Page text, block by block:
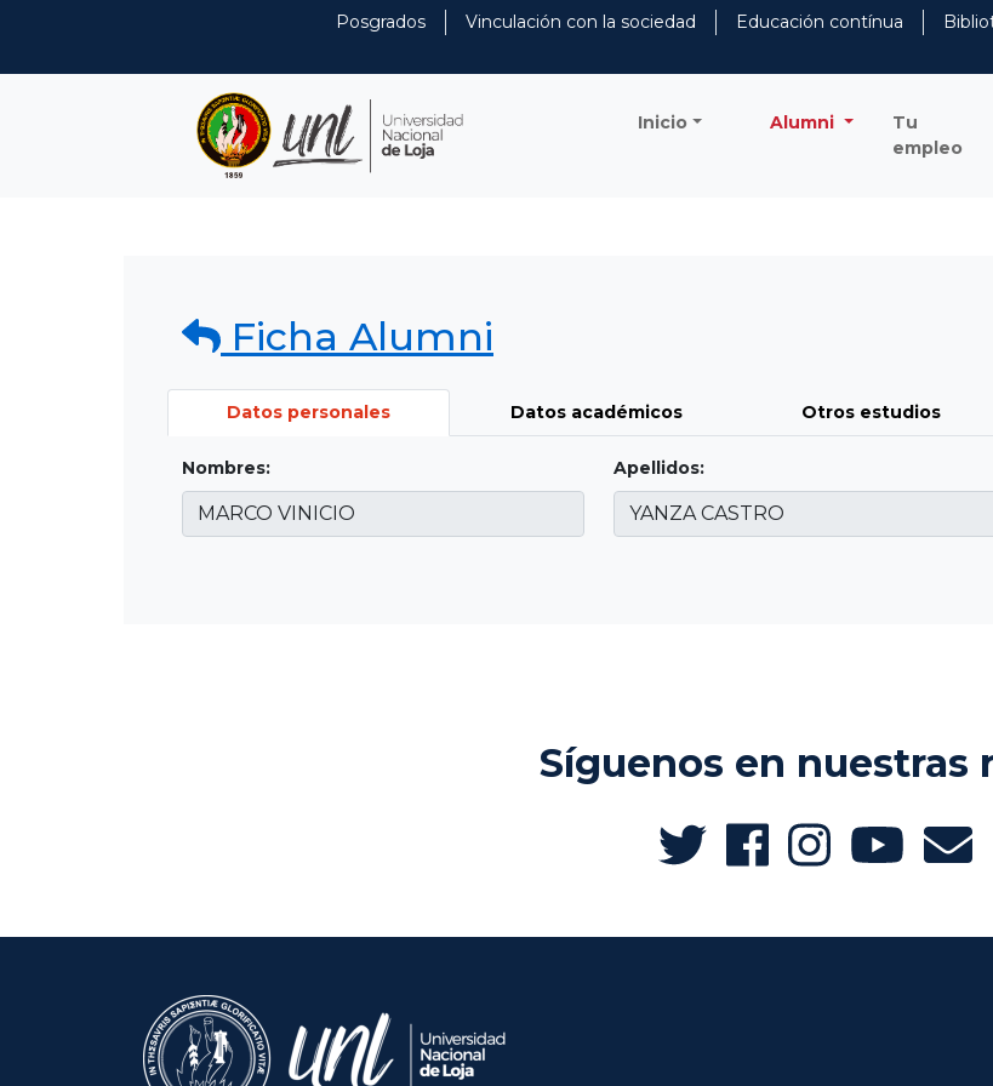
Posgrados Vinculación con la sociedad Educación contínua
Inicio Alumni
Tu
empleo
Ficha Alumni
Datos personales Datos académicos Otros estudios
Nombres: Apellidos:
Síguenos en nuestras